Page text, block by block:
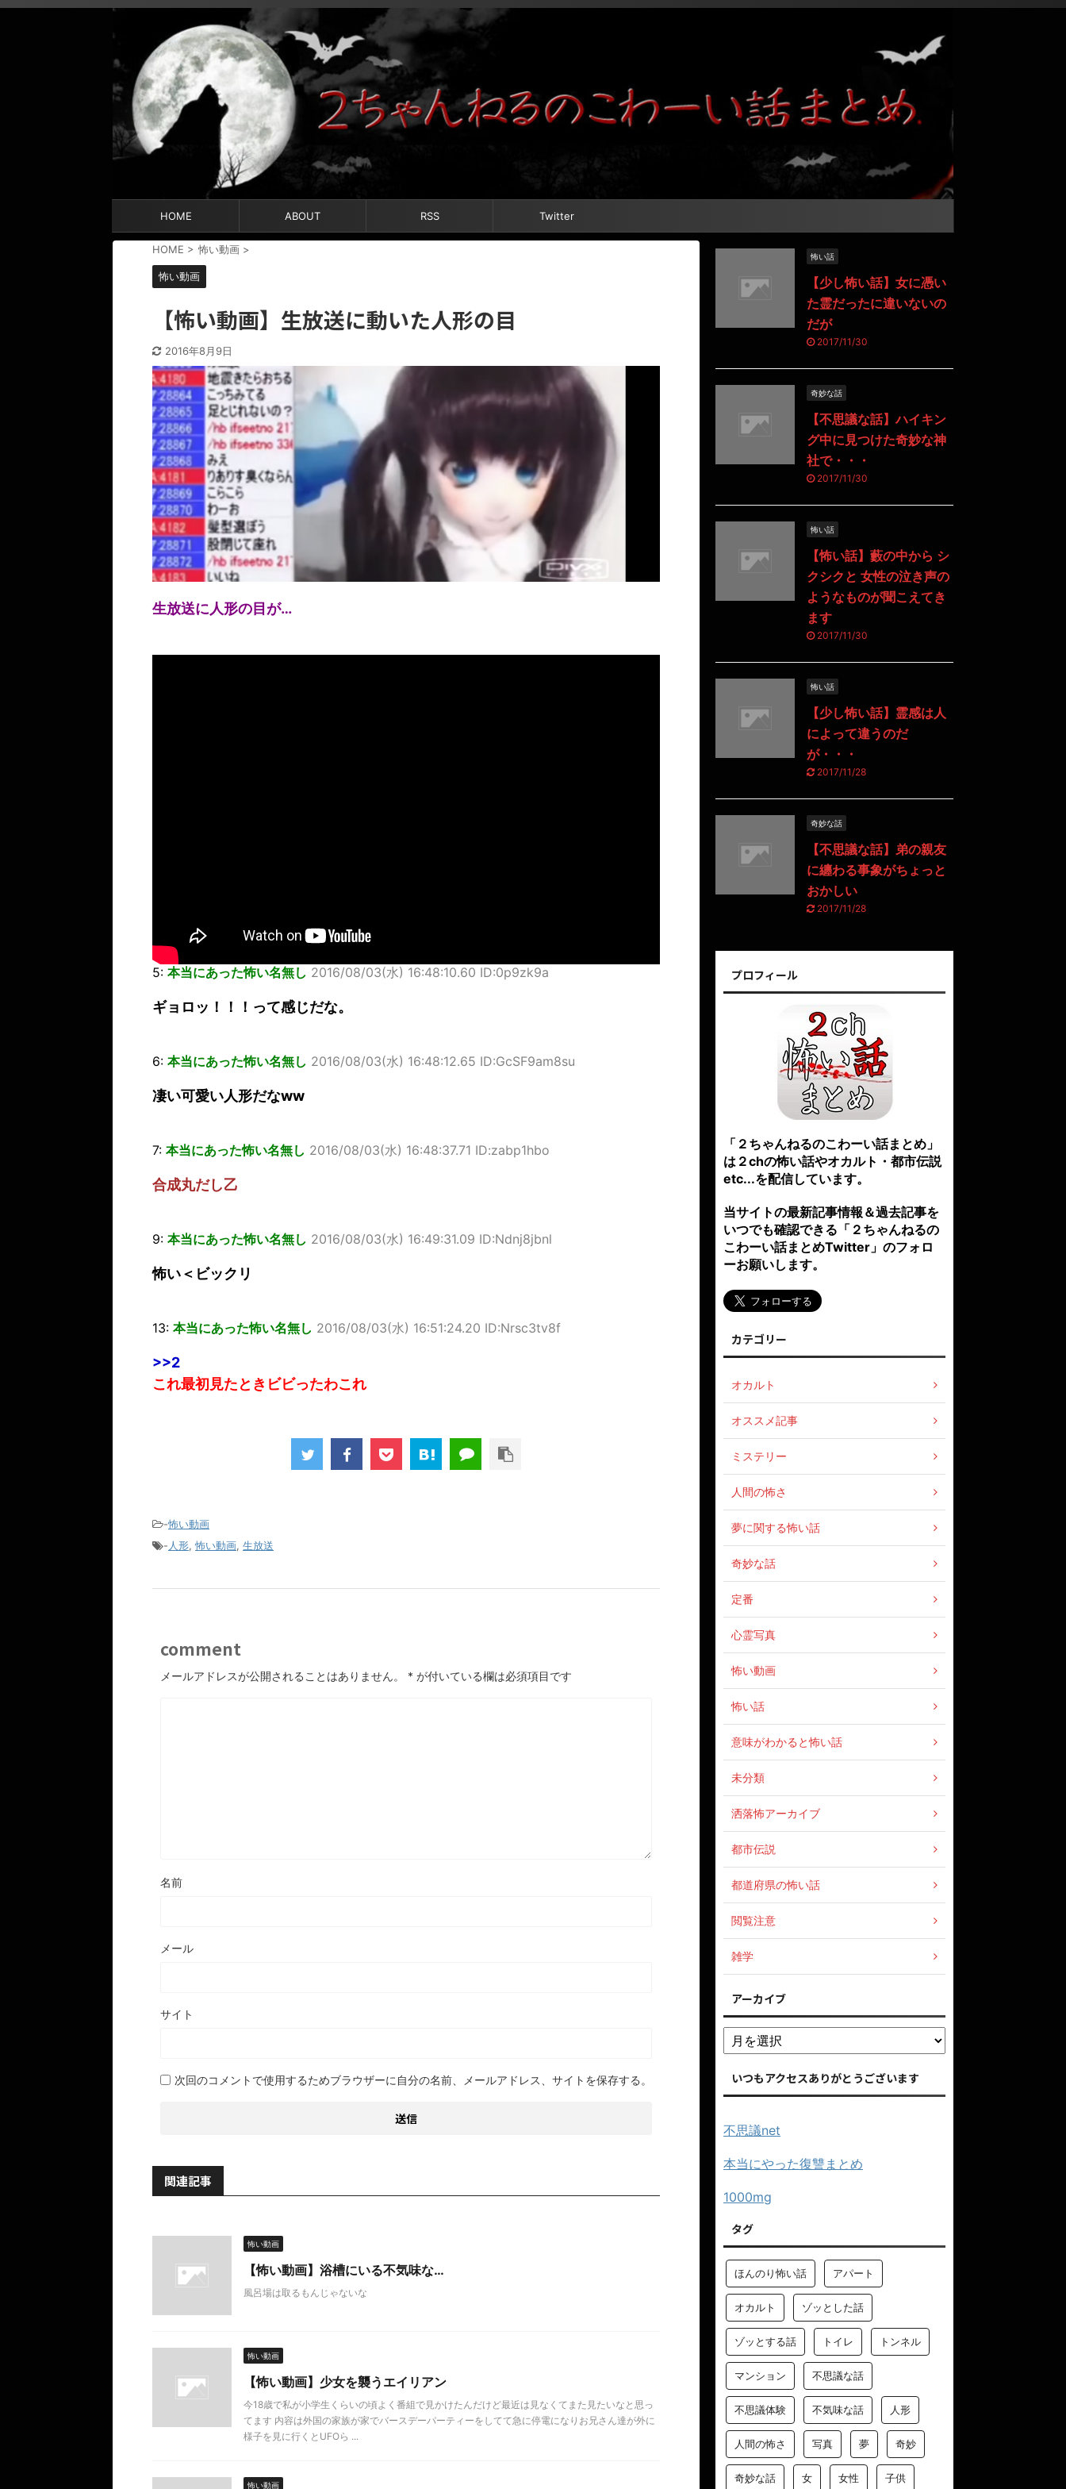
HOME ABOUT RSS Twitter
HOME > 怖い動画 >
怖い動画
【怖い動画】生放送に動いた人形の目
2016年8月9日
生放送に人形の目が…
5: 本当にあった怖い名無し 2016/08/03(水) 16:48:10.60 ID:0p9zk9a
ギョロッ！！！って感じだな。
6: 本当にあった怖い名無し 2016/08/03(水) 16:48:12.65 ID:GcSF9am8su
凄い可愛い人形だなww
7: 本当にあった怖い名無し 2016/08/03(水) 16:48:37.71 ID:zabp1hbo
合成丸だし乙
9: 本当にあった怖い名無し 2016/08/03(水) 16:49:31.09 ID:Ndnj8jbnl
怖い＜ビックリ
13: 本当にあった怖い名無し 2016/08/03(水) 16:51:24.20 ID:Nrsc3tv8f
>>2
これ最初見たときビビったわこれ
-怖い動画
-人形,怖い動画, 生放送
comment
メールアドレスが公開されることはありません。 * が付いている欄は必須項目です
名前
メール
サイト
次回のコメントで使用するためブラウザーに自分の名前、メールアドレス、サイトを保存する。
関連記事
怖い動画
【怖い動画】浴槽にいる不気味な…
風呂場は取るもんじゃないな
怖い動画
【怖い動画】少女を襲うエイリアン
今18歳で私が小学生くらいの頃よく番組で見かけたんだけど最近は見なくてまた見たいなと思っ
てます 内容は外国の家族が家でバースデーパーティーをしてて急に停電になりお兄さん達が外に
様子を見に行くとUFOら ...
怖い動画
怖い話
【少し怖い話】女に憑い
た霊だったに違いないの
だが
2017/11/30
奇妙な話
【不思議な話】ハイキン
グ中に見つけた奇妙な神
社で・・・
2017/11/30
怖い話
【怖い話】藪の中から シ
クシクと 女性の泣き声の
ようなものが聞こえてき
ます
2017/11/30
怖い話
【少し怖い話】霊感は人
によって違うのだ
が・・・
2017/11/28
奇妙な話
【不思議な話】弟の親友
に纏わる事象がちょっと
おかしい
2017/11/28
プロフィール
「２ちゃんねるのこわーい話まとめ」
は２chの怖い話やオカルト・都市伝説
etc...を配信しています。
当サイトの最新記事情報＆過去記事を
いつでも確認できる「２ちゃんねるの
こわーい話まとめTwitter」のフォロ
ーお願いします。
カテゴリー
オカルト
オススメ記事
ミステリー
人間の怖さ
夢に関する怖い話
奇妙な話
定番
心霊写真
怖い動画
怖い話
意味がわかると怖い話
未分類
洒落怖アーカイブ
都市伝説
都道府県の怖い話
閲覧注意
雑学
アーカイブ
いつもアクセスありがとうございます
不思議net
本当にやった復讐まとめ
1000mg
タグ
ほんのり怖い話 アパート
オカルト ゾッとした話
ゾッとする話 トイレ トンネル
マンション 不思議な話
不思議体験 不気味な話 人形
人間の怖さ 写真 夢 奇妙
奇妙な話 女 女性 子供